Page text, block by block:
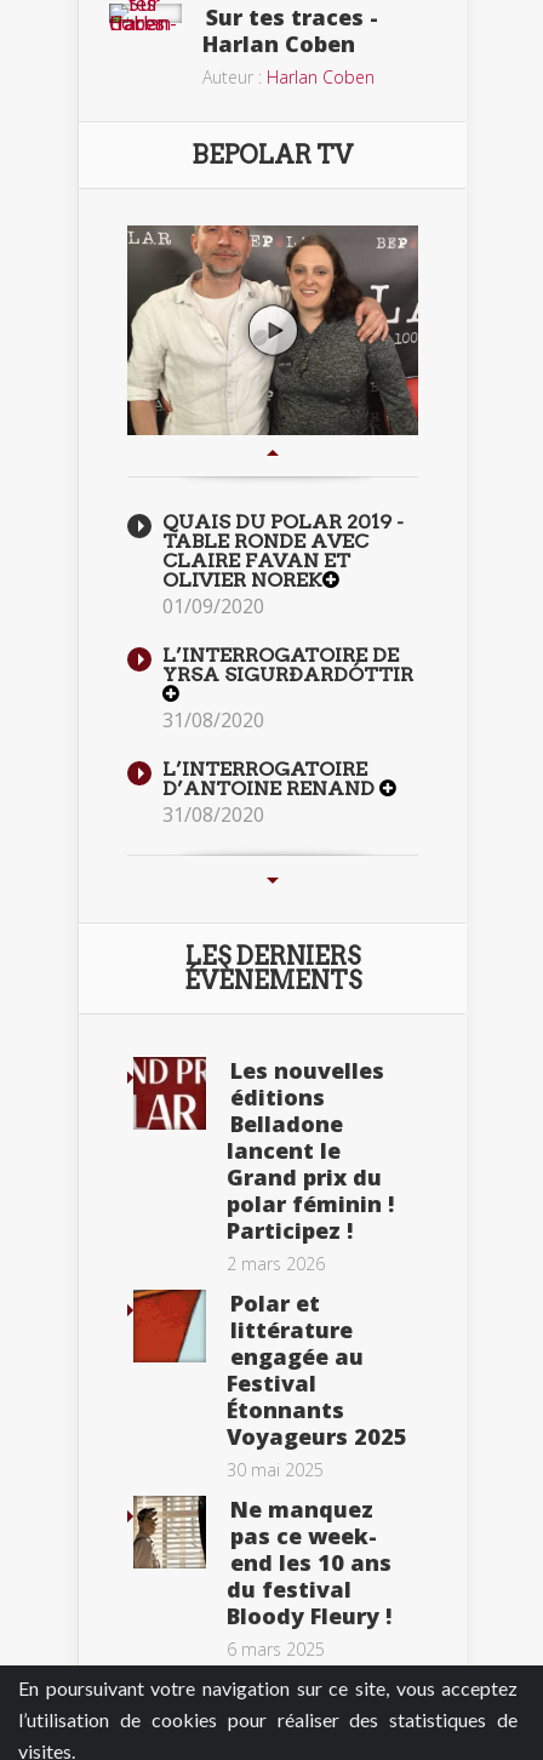
En poursuivant votre navigation sur ce site, vous acceptez
l’utilisation de cookies pour réaliser des statistiques de
visites.
Sur tes traces -
Harlan Coben
Auteur : Harlan Coben
BEPOLAR TV
QUAIS DU POLAR 2019 -
TABLE RONDE AVEC
CLAIRE FAVAN ET
OLIVIER NOREK
01/09/2020
L’INTERROGATOIRE DE
YRSA SIGURÐARDÓTTIR
31/08/2020
L’INTERROGATOIRE
D’ANTOINE RENAND
31/08/2020
LES DERNIERS
ÉVÈNEMENTS
Les nouvelles
éditions
Belladone
lancent le
Grand prix du
polar féminin !
Participez !
2 mars 2026
Polar et
littérature
engagée au
Festival
Étonnants
Voyageurs 2025
30 mai 2025
Ne manquez
pas ce week-
end les 10 ans
du festival
Bloody Fleury !
6 mars 2025